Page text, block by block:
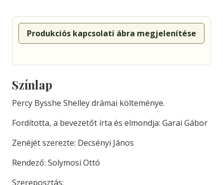
Produkciós kapcsolati ábra megjelenítése
Színlap
Percy Bysshe Shelley drámai költeménye.
Fordította, a bevezetőt írta és elmondja: Garai Gábor
Zenéjét szerezte: Decsényi János
Rendező: Solymosi Ottó
Szereposztás: